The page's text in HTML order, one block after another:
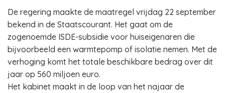
De regering maakte de maatregel vrijdag 22 september
bekend in de Staatscourant. Het gaat om de
zogenoemde ISDE-subsidie voor huiseigenaren die
bijvoorbeeld een warmtepomp of isolatie nemen. Met de
verhoging komt het totale beschikbare bedrag over dit
jaar op 560 miljoen euro.
Het kabinet maakt in de loop van het najaar de